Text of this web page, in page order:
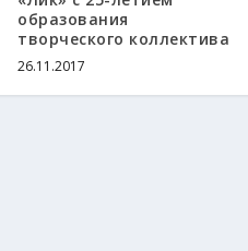
образования
творческого коллектива
26.11.2017